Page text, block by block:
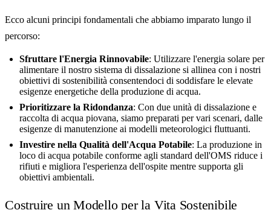
Ecco alcuni principi fondamentali che abbiamo imparato lungo il
percorso:
Sfruttare l'Energia Rinnovabile: Utilizzare l'energia solare per
alimentare il nostro sistema di dissalazione si allinea con i nostri
obiettivi di sostenibilità consentendoci di soddisfare le elevate
esigenze energetiche della produzione di acqua.
Prioritizzare la Ridondanza: Con due unità di dissalazione e
raccolta di acqua piovana, siamo preparati per vari scenari, dalle
esigenze di manutenzione ai modelli meteorologici fluttuanti.
Investire nella Qualità dell'Acqua Potabile: La produzione in
loco di acqua potabile conforme agli standard dell'OMS riduce i
rifiuti e migliora l'esperienza dell'ospite mentre supporta gli
obiettivi ambientali.
Costruire un Modello per la Vita Sostenibile